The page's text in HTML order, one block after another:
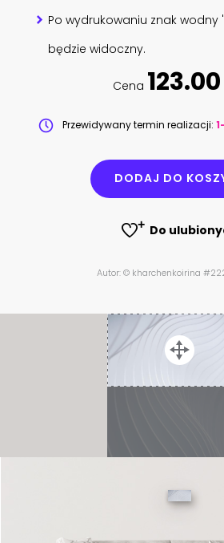
Po wydrukowaniu znak wodny
będzie widoczny.
Cena 123.00
Przewidywany termin realizacji:
DODAJ DO
Do
Autor: © kharchenkoirina